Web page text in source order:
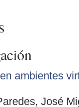
ambientes
José